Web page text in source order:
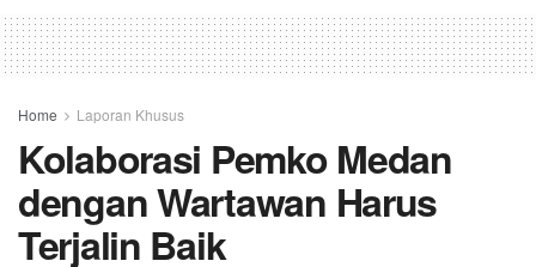
Home Laporan Khusus
Kolaborasi Pemko Medan
dengan Wartawan Harus
Terjalin Baik